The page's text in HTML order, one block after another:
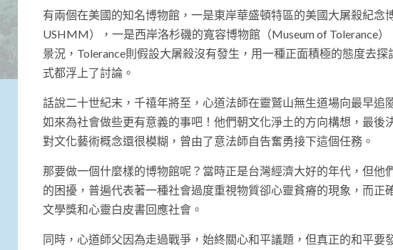
有兩個在美國的知名博物館，一是東岸華盛頓特區的美國大屠殺紀念
USHMM），一是西岸洛杉磯的寬容博物館（Museum of Tolerance
景況，Tolerance則假設大屠殺沒有發生，用一種正面積極的態度去
式都浮上了討論。
話說二十世紀末，千禧年將至，心道法師在靈鷲山無生道場向最早
如來為社會做些更有意義的事吧！他們朝文化淨土的方向構想，最
對文化藝術概念還很模糊，曾由了意法師自告奮勇接下這個任務。
那要做一個什麼樣的博物館呢？當時正是台灣經濟大好的年代，但
的困擾，普遍代表著一種社會過度重視物質卻心靈貧瘠的現象，而
文學獎和心靈白皮書回應社會。
同時，心道師父因為走過戰爭，始終關心和平議題，但真正的和平